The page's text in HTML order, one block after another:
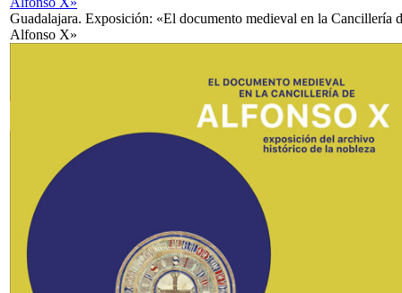
Guadalajara. Exposición: «El documento medieval en la Cancillería
Alfonso X»